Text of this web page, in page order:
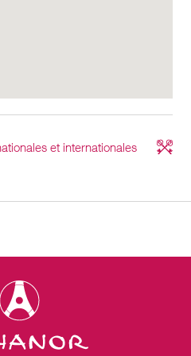
et internationales